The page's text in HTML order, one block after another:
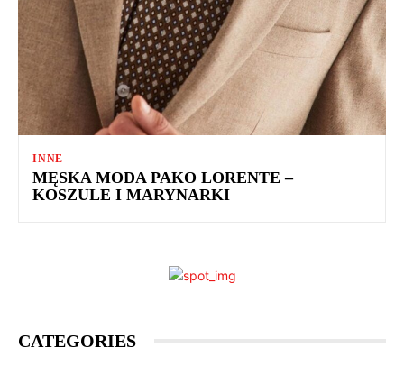
INNE
MĘSKA MODA PAKO LORENTE –
KOSZULE I MARYNARKI
CATEGORIES